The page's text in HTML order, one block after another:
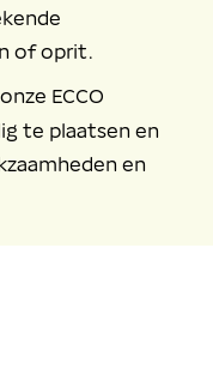
of oprit.
ECCO
te plaatsen en
en